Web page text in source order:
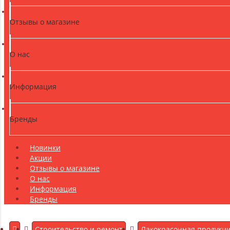
Отзывы о магазине
О нас
Информация
Бренды
Новинки
Акции
Отзывы о магазине
О нас
Информация
Бренды